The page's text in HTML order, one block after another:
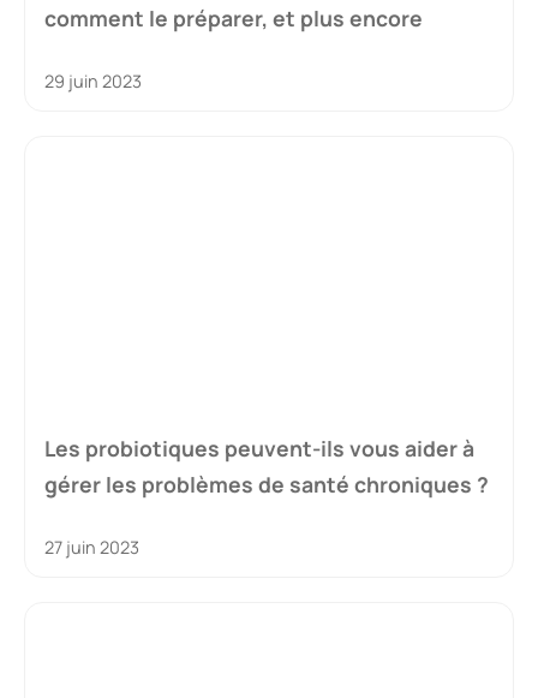
comment le préparer, et plus encore
29 juin 2023
Les probiotiques peuvent-ils vous aider à
gérer les problèmes de santé chroniques ?
27 juin 2023